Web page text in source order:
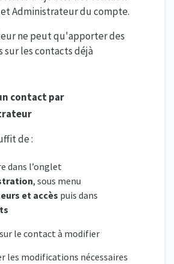
Administrateur du compte.
ne peut qu'apporter des
sur les contacts déjà
contact par
de :
dans l’onglet
, sous menu
et accès puis dans
le contact à modifier
les modifications nécessaires